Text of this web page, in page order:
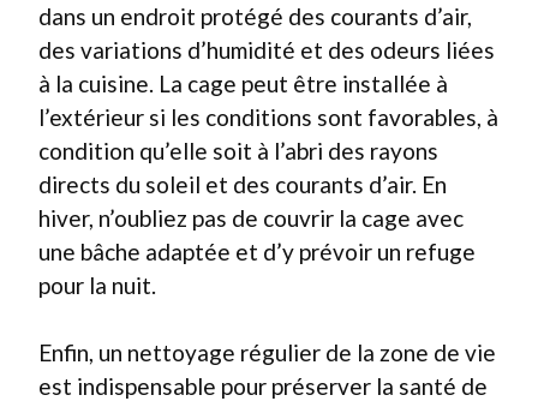
dans un endroit protégé des courants d’air,
des variations d’humidité et des odeurs liées
à la cuisine. La cage peut être installée à
l’extérieur si les conditions sont favorables, à
condition qu’elle soit à l’abri des rayons
directs du soleil et des courants d’air. En
hiver, n’oubliez pas de couvrir la cage avec
une bâche adaptée et d’y prévoir un refuge
pour la nuit.
Enfin, un nettoyage régulier de la zone de vie
est indispensable pour préserver la santé de